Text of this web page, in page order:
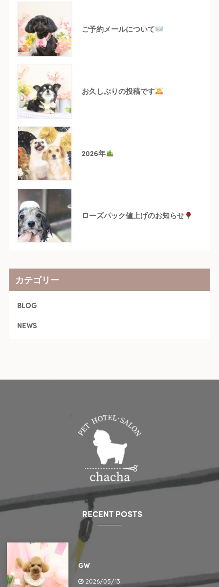
ご予約メールについて
お久しぶりの投稿です
2026年
ローズパック値上げのお知らせ
カテゴリー
BLOG
NEWS
RECENT POSTS
GW
2026/05/13